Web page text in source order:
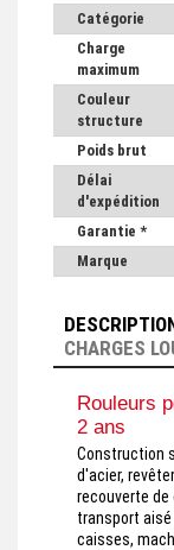
Catégorie
Charge
maximum
Couleur
structure
Poids brut
Délai
d'expédition
Garantie *
Marque
CHARGES
Rouleurs
2 ans
Construction
d'acier,
recouverte
transport
caisses,